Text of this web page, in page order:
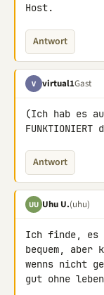
Host.
Antwort
V virtual1Gast
(Ich hab es
FUNKTIONIERT
Antwort
UU Uhu U.(uhu)
Ich finde,
bequem, aber
wenns nicht
gut ohne